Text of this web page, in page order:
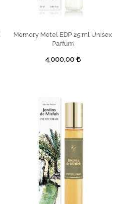
SEPETE EKLE
Memory Motel EDP 25 ml Unisex
Parfüm
4.000,00